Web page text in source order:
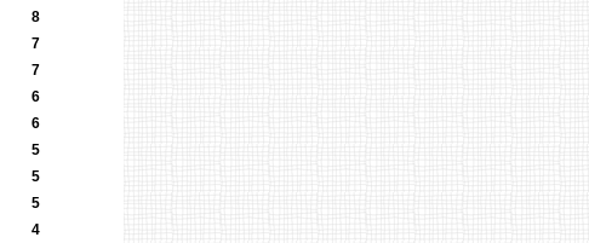
8
7
7
6
6
5
5
5
4